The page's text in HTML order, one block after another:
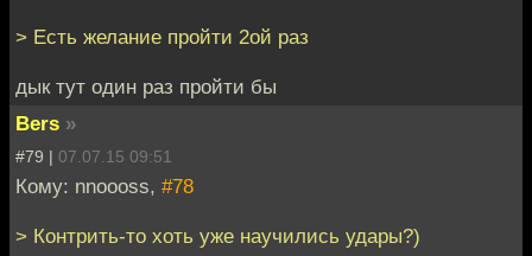
> Есть желание пройти 2ой раз
дык тут один раз пройти бы
Bers »
#79 | 07.07.15 09:51
Кому: nnoooss, #78
> Контрить-то хоть уже научились удары?)